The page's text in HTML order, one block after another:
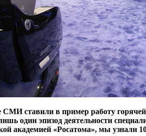
СМИ ставили в пример работу
один эпизод деятельности
академией «Росатома», мы